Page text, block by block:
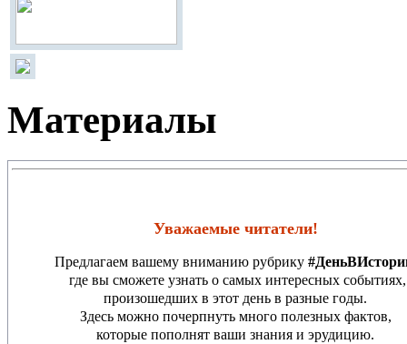
Материалы
Уважаемые читатели!
Предлагаем вашему вниманию рубрику
где вы сможете узнать о самых интересных событиях,
произошедших в этот день в разные годы.
Здесь можно почерпнуть много полезных фактов,
которые пополнят ваши знания и эрудицию.